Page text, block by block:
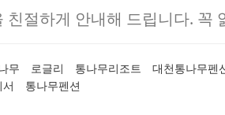
절하게 안내해 드립니다. 꼭
무 로글리 통나무리조트 대천통나무펜
통나무펜션